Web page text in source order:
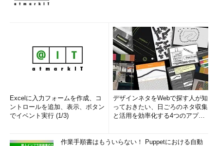
Excelに入力フォームを作成、コ
ントロールを追加、表示、ボタン
でイベント実行 (1/3)
デザインネタをWebで探す人が知
っておきたい、日ごろのネタ収集
と活用を効率化する4つのアプリ
作業手順書はもういらない！ Puppetにおける自動